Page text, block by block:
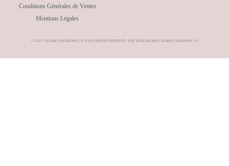
Conditions Générales de Ventes
Mentions Légales
© 2023 LAURIE CREATIONS 2.0 TOUS DROITS RÉSERVÉS. SITE RÉALISÉ PAR LAURIE CREATIONS 2.0